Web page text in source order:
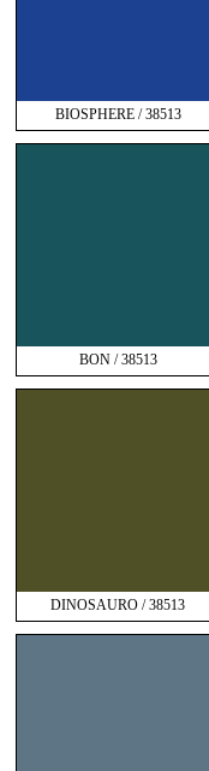
BIOSPHERE / 38513
BON / 38513
DINOSAURO / 38513